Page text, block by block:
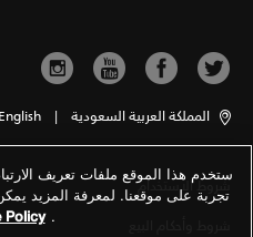
المملكة العربية السعودية |
English
شروط الاستخدام
ستخدم هذا الموقع ملفات تعريف
تجربة على موقعنا. لمعرفة المزيد
.
Policy